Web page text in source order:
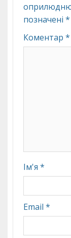
позначені *
Коментар *
Ім'я *
Email *